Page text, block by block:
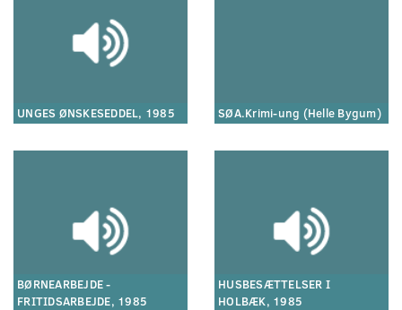
UNGES ØNSKESEDDEL, 1985 SØA.Krimi-ung (Helle Bygum)
BØRNEARBEJDE -
FRITIDSARBEJDE, 1985
HUSBESÆTTELSER I
HOLBÆK, 1985